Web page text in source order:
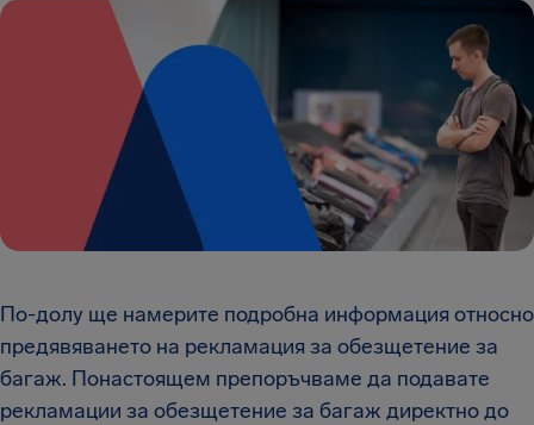
По-долу ще намерите подробна информация относно
предявяването на рекламация за обезщетение за
багаж. Понастоящем препоръчваме да подавате
рекламации за обезщетение за багаж директно до